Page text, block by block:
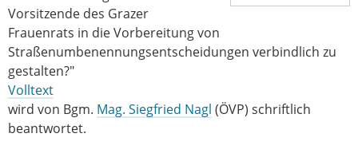
Vorsitzende des Grazer
Frauenrats in die Vorbereitung von
Straßenumbenennungsentscheidungen verbindlich zu
gestalten?"
Volltext
wird von Bgm. Mag. Siegfried Nagl (ÖVP) schriftlich
beantwortet.